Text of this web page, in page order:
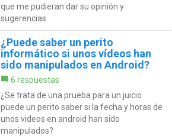
que me pudieran dar su opinión y
sugerencias.
¿Puede saber un perito
informático si unos vídeos han
sido manipulados en Android?
6 respuestas
¿Se trata de una prueba para un juicio
puede un perito saber si la fecha y horas de
unos videos en android han sido
manipulados?